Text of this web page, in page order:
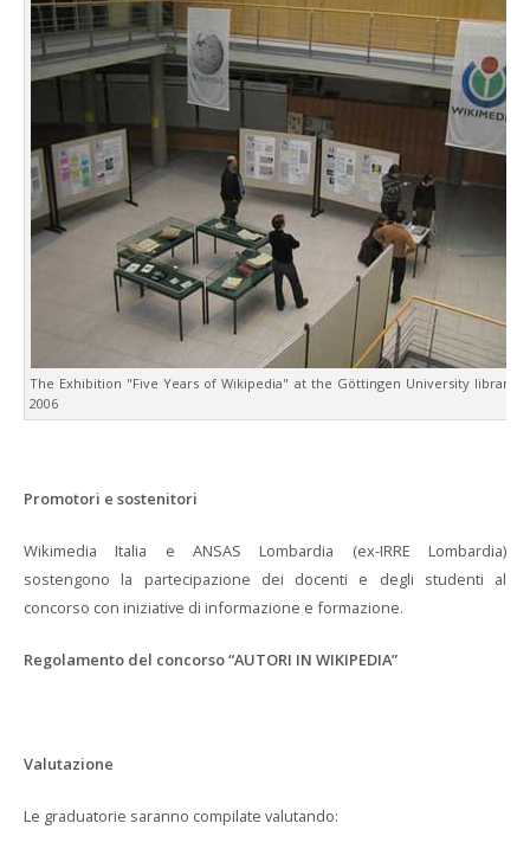
The Exhibition "Five Years of Wikipedia" at the Göttingen University library,
2006
Promotori e sostenitori
Wikimedia Italia e ANSAS Lombardia (ex-IRRE Lombardia)
sostengono la partecipazione dei docenti e degli studenti al
concorso con iniziative di informazione e formazione.
Regolamento del concorso “AUTORI IN WIKIPEDIA”
Valutazione
Le graduatorie saranno compilate valutando: